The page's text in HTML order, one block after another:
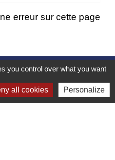
erreur sur cette page
d’Izieu
Lauzes
you control over what you want
all cookies Personalize